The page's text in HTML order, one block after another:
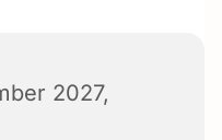
2027,